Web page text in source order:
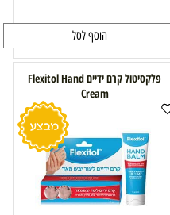
הוסף לסל
פלקסיטול קרם ידיים Flexitol Hand
Cream